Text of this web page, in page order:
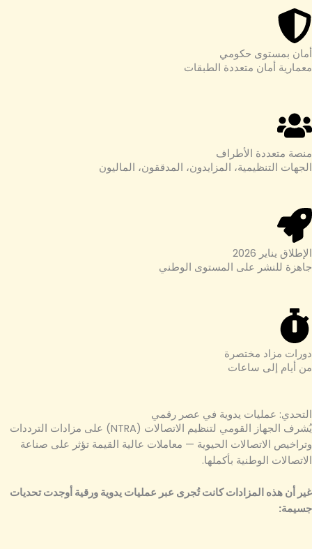
أمان بمستوى حكومي
معمارية أمان متعددة الطبقات
منصة متعددة الأطراف
الجهات التنظيمية، المزايدون، المدققون، الماليون
الإطلاق يناير 2026
جاهزة للنشر على المستوى الوطني
دورات مزاد مختصرة
من أيام إلى ساعات
التحدي: عمليات يدوية في عصر رقمي
يُشرف الجهاز القومي لتنظيم الاتصالات (NTRA) على مزادات الترددات
وتراخيص الاتصالات الحيوية — معاملات عالية القيمة تؤثر على صناعة
الاتصالات الوطنية بأكملها.
غير أن هذه المزادات كانت تُجرى عبر عمليات يدوية ورقية أوجدت تحديات
جسيمة: